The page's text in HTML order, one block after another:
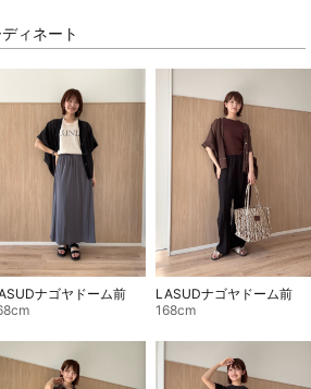
ィネート
ナゴヤドーム前
LASUDナゴヤドーム前
168cm